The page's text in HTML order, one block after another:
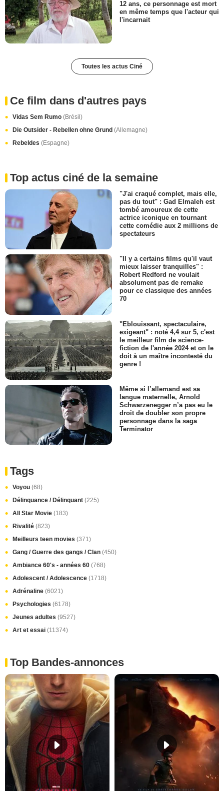
12 ans, ce personnage est mort
en même temps que l'acteur qui
l'incarnait
Toutes les actus Ciné
Ce film dans d'autres pays
Vidas Sem Rumo (Brésil)
Die Outsider - Rebellen ohne Grund (Allemagne)
Rebeldes (Espagne)
Top actus ciné de la semaine
"J'ai craqué complet, mais elle,
pas du tout" : Gad Elmaleh est
tombé amoureux de cette
actrice iconique en tournant
cette comédie aux 2 millions de
spectateurs
"Il y a certains films qu'il vaut
mieux laisser tranquilles" :
Robert Redford ne voulait
absolument pas de remake
pour ce classique des années
70
"Eblouissant, spectaculaire,
exigeant" : noté 4,4 sur 5, c'est
le meilleur film de science-
fiction de l'année 2024 et on le
doit à un maître incontesté du
genre !
Même si l’allemand est sa
langue maternelle, Arnold
Schwarzenegger n’a pas eu le
droit de doubler son propre
personnage dans la saga
Terminator
Tags
Voyou (68)
Délinquance / Délinquant (225)
All Star Movie (183)
Rivalité (823)
Meilleurs teen movies (371)
Gang / Guerre des gangs / Clan (450)
Ambiance 60's - années 60 (768)
Adolescent / Adolescence (1718)
Adrénaline (6021)
Psychologies (6178)
Jeunes adultes (9527)
Art et essai (11374)
Top Bandes-annonces